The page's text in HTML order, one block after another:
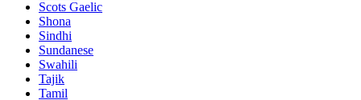
Scots Gaelic
Shona
Sindhi
Sundanese
Swahili
Tajik
Tamil